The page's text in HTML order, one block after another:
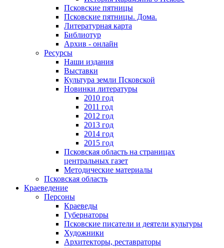
Псковские пятницы
Псковские пятницы. Дома.
Литературная карта
Библиотур
Архив - онлайн
Ресурсы
Наши издания
Выставки
Культура земли Псковской
Новинки литературы
2010 год
2011 год
2012 год
2013 год
2014 год
2015 год
Псковская область на страницах
центральных газет
Методические материалы
Псковская область
Краеведение
Персоны
Краеведы
Губернаторы
Псковские писатели и деятели культуры
Художники
Архитекторы, реставраторы